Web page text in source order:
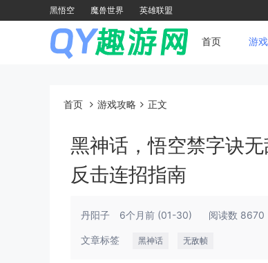
黑悟空 魔兽世界 英雄联盟
首页 游
首页 游戏攻略 正文
黑神话，悟空禁字诀
反击连招指南
丹阳子 6个月前 (01-30) 阅读数 8670
文章标签 黑神话 无敌帧